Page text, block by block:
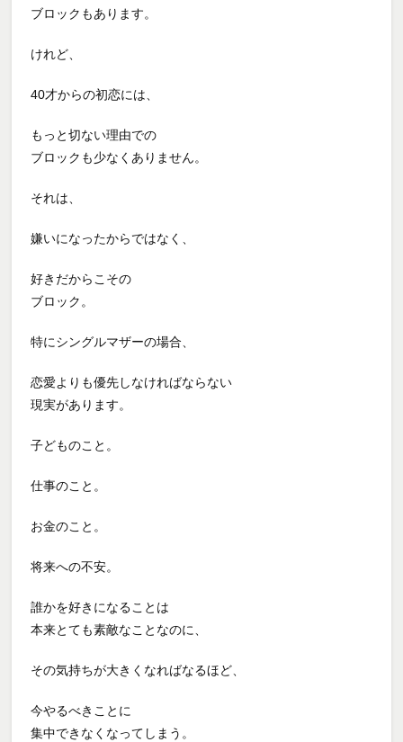
ブロックもあります。
けれど、
40才からの初恋には、
もっと切ない理由での
ブロックも少なくありません。
それは、
嫌いになったからではなく、
好きだからこその
ブロック。
特にシングルマザーの場合、
恋愛よりも優先しなければならない
現実があります。
子どものこと。
仕事のこと。
お金のこと。
将来への不安。
誰かを好きになることは
本来とても素敵なことなのに、
その気持ちが大きくなればなるほど、
今やるべきことに
集中できなくなってしまう。